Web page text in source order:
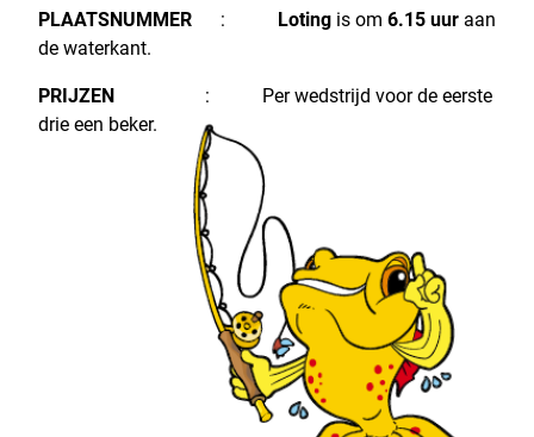
PLAATSNUMMER : Loting is om 6.15 uur aan
de waterkant.
PRIJZEN
: Per wedstrijd voor de eerste
drie een beker.